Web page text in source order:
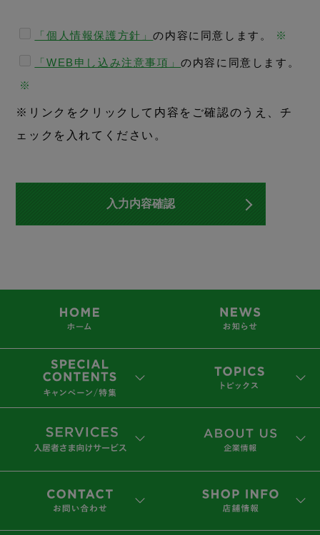
「個人情報保護方針」の内容に同意します。 ※
「WEB申し込み注意事項」の内容に同意します。
※
※リンクをクリックして内容をご確認のうえ、チ
ェックを入れてください。
入力内容確認